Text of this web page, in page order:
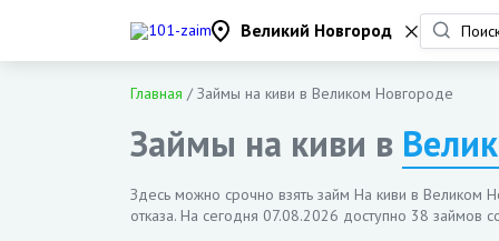
Великий Новгород
Главная /Займы на киви в Великом Новгороде
Займы на киви в
Здесь можно срочно взять займ На киви в Великом
отказа. На сегодня 07.08.2026 доступно 38 займов